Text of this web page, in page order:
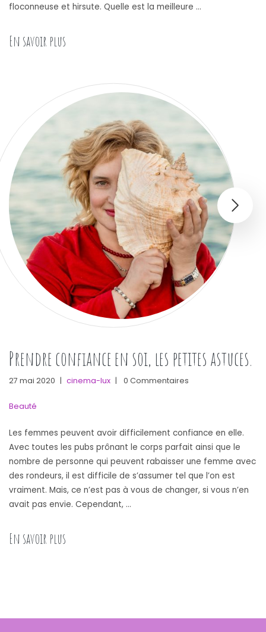
floconneuse et hirsute. Quelle est la meilleure …
En savoir plus
Prendre confiance en soi, les petites astuces.
27 mai 2020 | cinema-lux | 0 Commentaires
Beauté
Les femmes peuvent avoir difficilement confiance en elle.
Avec toutes les pubs prônant le corps parfait ainsi que le
nombre de personne qui peuvent rabaisser une femme avec
des rondeurs, il est difficile de s’assumer tel que l’on est
vraiment. Mais, ce n’est pas à vous de changer, si vous n’en
avait pas envie. Cependant, …
En savoir plus